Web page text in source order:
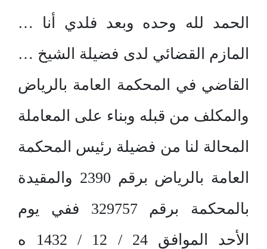
الحمد لله وحده وبعد فلدي أنا …
المازم القضائي لدى فضيلة الشيخ …
القاضي في المحكمة العامة بالرياض
والمكلف من قبله وبناء على المعاملة
المحالة لنا من فضيلة رئيس المحكمة
العامة بالرياض برقم 2390 والمقيدة
بالمحكمة برقم 329757 ففي يوم
الأحد الموافق 24 / 12 / 1432 ه